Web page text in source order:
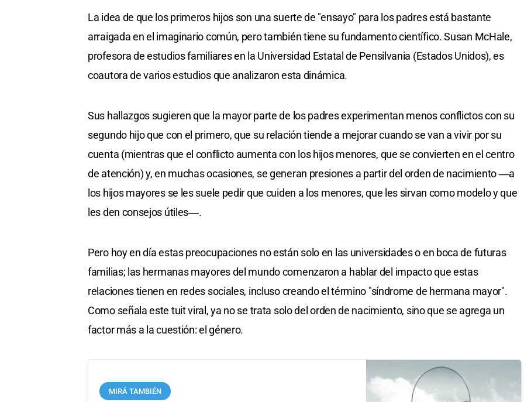
La idea de que los primeros hijos son una suerte de "ensayo" para los padres está bastante
arraigada en el imaginario común, pero también tiene su fundamento científico. Susan McHale,
profesora de estudios familiares en la Universidad Estatal de Pensilvania (Estados Unidos), es
coautora de varios estudios que analizaron esta dinámica.
Sus hallazgos sugieren que la mayor parte de los padres experimentan menos conflictos con su
segundo hijo que con el primero, que su relación tiende a mejorar cuando se van a vivir por su
cuenta (mientras que el conflicto aumenta con los hijos menores, que se convierten en el centro
de atención) y, en muchas ocasiones, se generan presiones a partir del orden de nacimiento ―a
los hijos mayores se les suele pedir que cuiden a los menores, que les sirvan como modelo y que
les den consejos útiles―.
Pero hoy en día estas preocupaciones no están solo en las universidades o en boca de futuras
familias; las hermanas mayores del mundo comenzaron a hablar del impacto que estas
relaciones tienen en redes sociales, incluso creando el término "síndrome de hermana mayor".
Como señala este tuit viral, ya no se trata solo del orden de nacimiento, sino que se agrega un
factor más a la cuestión: el género.
MIRÁ TAMBIÉN